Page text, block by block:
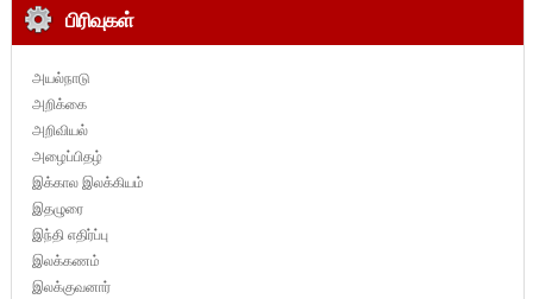
பிரிவுகள்
அயல்நாடு
அறிக்கை
அறிவியல்
அழைப்பிதழ்
இக்கால இலக்கியம்
இதழுரை
இந்தி எதிர்ப்பு
இலக்கணம்
இலக்குவனார்